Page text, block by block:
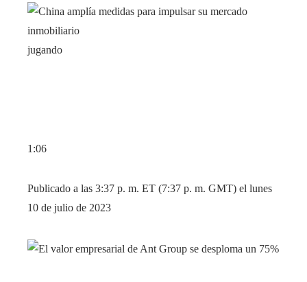
jugando
1:06
Publicado a las 3:37 p. m. ET (7:37 p. m. GMT) el lunes
10 de julio de 2023